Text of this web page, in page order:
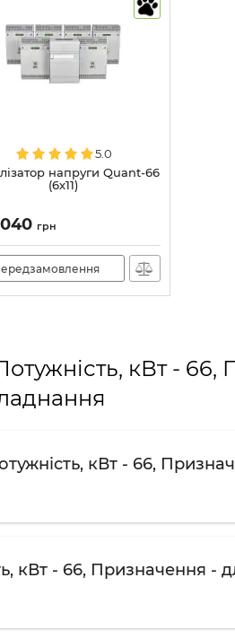
5.0
напруги Quant-66
(6х11)
грн
кВт -
кВт - 66,
кВт - 66, Призначення -